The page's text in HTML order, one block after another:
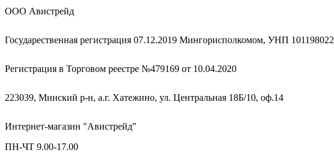
ООО Авистрейд
Государественная регистрация 07.12.2019 Мингорисполкомом, УНП 101198022
Регистрация в Торговом реестре №479169 от 10.04.2020
223039, Минский р-н, а.г. Хатежино, ул. Центральная 18Б/10, оф.14
Интернет-магазин "Авистрейд"
ПН-ЧТ 9.00-17.00